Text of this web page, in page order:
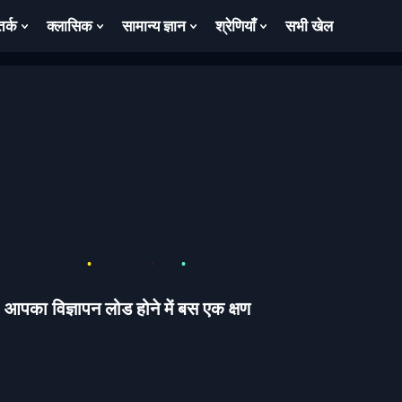
Show
क्लासिक
Show
सामान्य ज्ञान
Show
श्रेणियाँ
Show
सभी खेल
आपका विज्ञापन लोड होने में बस एक क्षण